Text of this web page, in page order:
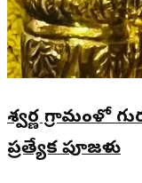
శ్వర్ణ గ్రామంళో
ప్రత్యేక పూజళు